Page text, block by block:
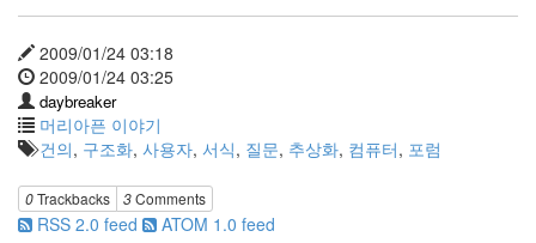
2009/01/24 03:18
2009/01/24 03:25
daybreaker
머리아픈 이야기
건의, 구조화, 사용자, 서식, 질문, 추상화, 컴퓨터, 포럼
0Trackbacks 3Comments
RSS 2.0 feed ATOM 1.0 feed
트
브
공
지
사
항
블...
6
by